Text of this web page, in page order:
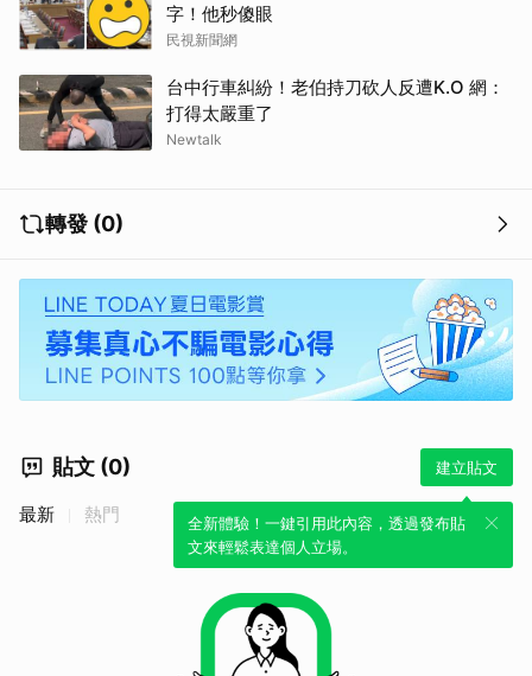
字！他秒傻眼
民視新聞網
台中行車糾紛！老伯持刀砍人反遭K.O 網：
打得太嚴重了
Newtalk
轉發 (0)
貼文 (0) 建立貼文
全新體驗！一鍵引用此內容，透過發布貼
文來輕鬆表達個人立場。
最新 熱門